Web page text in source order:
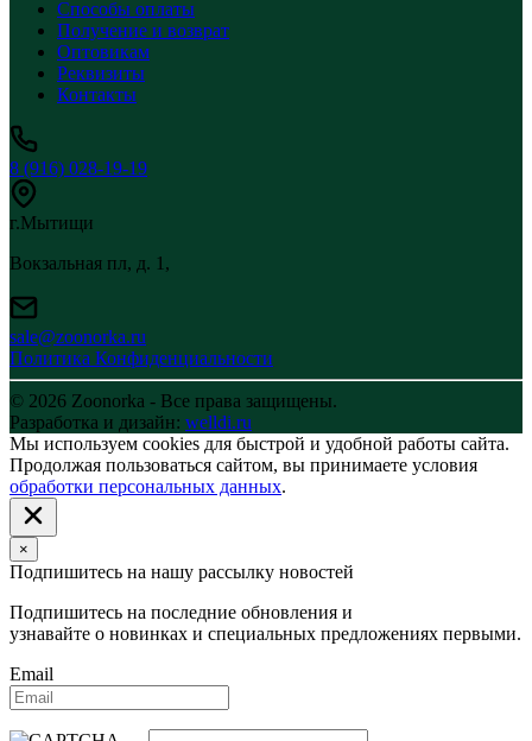
Способы оплаты
Получение и возврат
Оптовикам
Реквизиты
Контакты
8 (916) 028-19-19
г.Мытищи
Вокзальная пл, д. 1,
sale@zoonorka.ru
Политика Конфиденциальности
© 2026 Zoonorka - Все права защищены.
Разработка и дизайн: welldi.ru
Мы используем cookies для быстрой и удобной работы сайта.
Продолжая пользоваться сайтом, вы принимаете условия
обработки персональных данных.
×
Подпишитесь на нашу рассылку новостей
Подпишитесь на последние обновления и
узнавайте о новинках и специальных предложениях первыми.
Email